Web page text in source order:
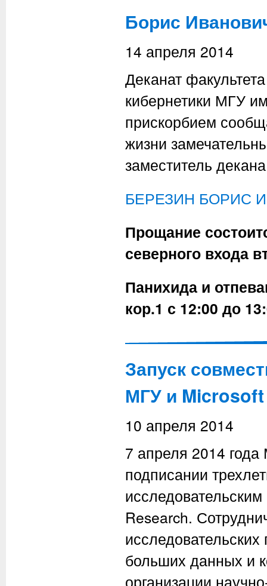
Борис
14 апреля 2014
Деканат
кибернетики МГУ
прискорбием
жизни
заместитель
БЕРЕЗИН БОРИС
Прощание
северного входа
Панихида и
кор.1 с 12:00 до
Запуск
МГУ и
10 апреля 2014
7 апреля 2014
подписании
Research.
больших данных и
организации